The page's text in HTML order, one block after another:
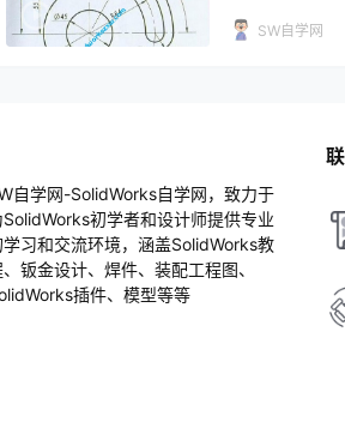
SW自学网
自学网-SolidWorks自学网，致力于
SolidWorks初学者和设计师提供专业
学习和交流环境，涵盖SolidWorks教
钣金设计、焊件、装配工程图、
插件、模型等等